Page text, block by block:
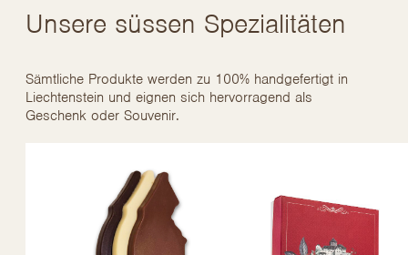
Unsere süssen Spezialitäten
Sämtliche Produkte werden zu 100% handgefertigt in
Liechtenstein und eignen sich hervorragend als
Geschenk oder Souvenir.